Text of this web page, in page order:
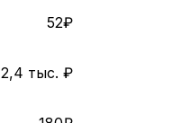
52₽
2,4 тыс. ₽